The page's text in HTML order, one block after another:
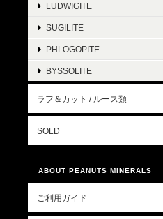
LUDWIGITE
SUGILITE
PHLOGOPITE
BYSSOLITE
ラフ＆カット / ルース類
SOLD
ABOUT PEANUTS MINERALS
ご利用ガイド